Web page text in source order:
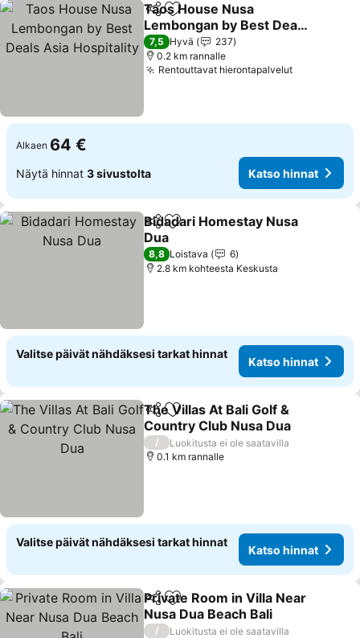
Jaa Lisää suosikkeihin
Taos House Nusa
Lembongan by Best Deals
Asia Hospitality
7,5 Hyvä
237
0.2 km rannalle
Rentouttavat hierontapalvelut
Alkaen 64 €
Näytä hinnat 3 sivustolta Katso hinnat
Jaa Lisää suosikkeihin
Bidadari Homestay Nusa
Dua
8,8 Loistava
6
2.8 km kohteesta Keskusta
Valitse päivät nähdäksesi tarkat hinnat
Katso hinnat
Jaa Lisää suosikkeihin
The Villas At Bali Golf &
Country Club Nusa Dua
/
Luokitusta ei ole saatavilla
0.1 km rannalle
Valitse päivät nähdäksesi tarkat hinnat
Katso hinnat
Jaa Lisää suosikkeihin
Private Room in Villa Near
Nusa Dua Beach Bali
/
Luokitusta ei ole saatavilla